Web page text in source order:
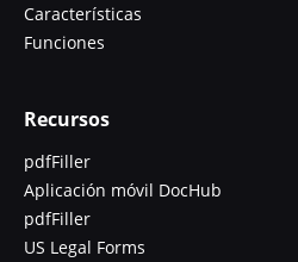
Características
Funciones
Recursos
pdfFiller
Aplicación móvil DocHub
pdfFiller
US Legal Forms